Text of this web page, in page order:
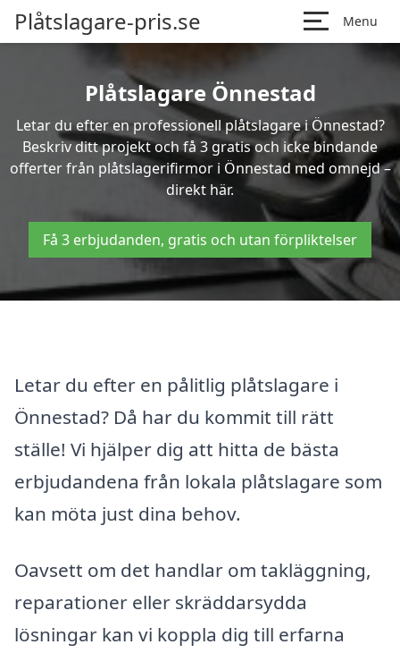
Plåtslagare-pris.se Menu
Plåtslagare Önnestad
Letar du efter en professionell plåtslagare i Önnestad?
Beskriv ditt projekt och få 3 gratis och icke bindande
offerter från plåtslagerifirmor i Önnestad med omnejd –
direkt här.
Få 3 erbjudanden, gratis och utan förpliktelser
Letar du efter en pålitlig plåtslagare i
Önnestad? Då har du kommit till rätt
ställe! Vi hjälper dig att hitta de bästa
erbjudandena från lokala plåtslagare som
kan möta just dina behov.
Oavsett om det handlar om takläggning,
reparationer eller skräddarsydda
lösningar kan vi koppla dig till erfarna